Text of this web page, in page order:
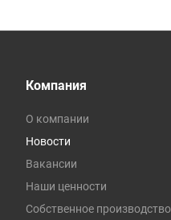
Компания
О компании
Новости
Вакансии
Наши ценности
Собственное производство